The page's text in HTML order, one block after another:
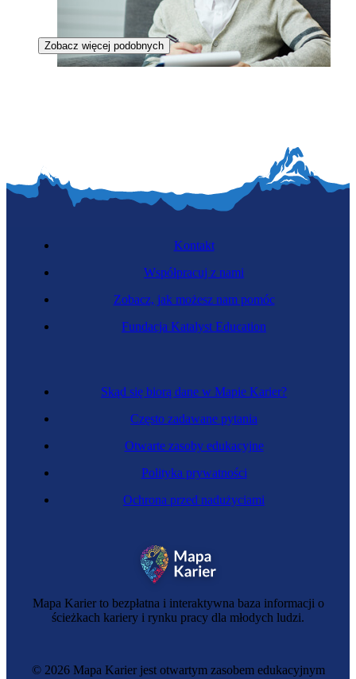
Zawód regulowany
Zawód regulowany
Lekarz – specjalista seksuologii
Zobacz więcej podobnych
Mapa Karier to bezpłatna i interaktywna baza informacji o
ścieżkach kariery i rynku pracy dla młodych ludzi.
Skąd się biorą dane w Mapie Karier?
Często zadawane pytania
Otwarte zasoby edukacyjne
Polityka prywatności
Ochrona przed nadużyciami
Kontakt
Współpracuj z nami
Zobacz, jak możesz nam pomóc
Fundacja Katalyst Education
© 2026 Mapa Karier jest otwartym zasobem edukacyjnym